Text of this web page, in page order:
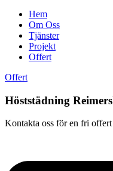
Hem
Om Oss
Tjänster
Projekt
Offert
Offert
Höststädning
Kontakta oss för en fri